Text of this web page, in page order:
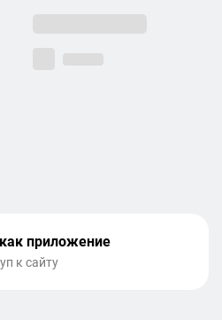
приложение
к сайту